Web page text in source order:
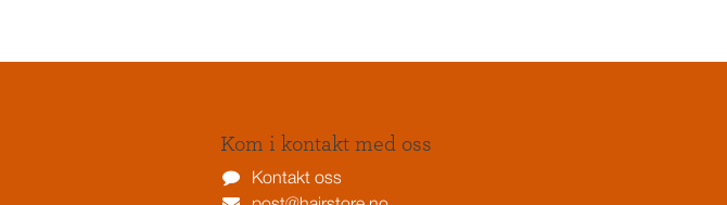
Kom i kontakt med oss
Kontakt oss